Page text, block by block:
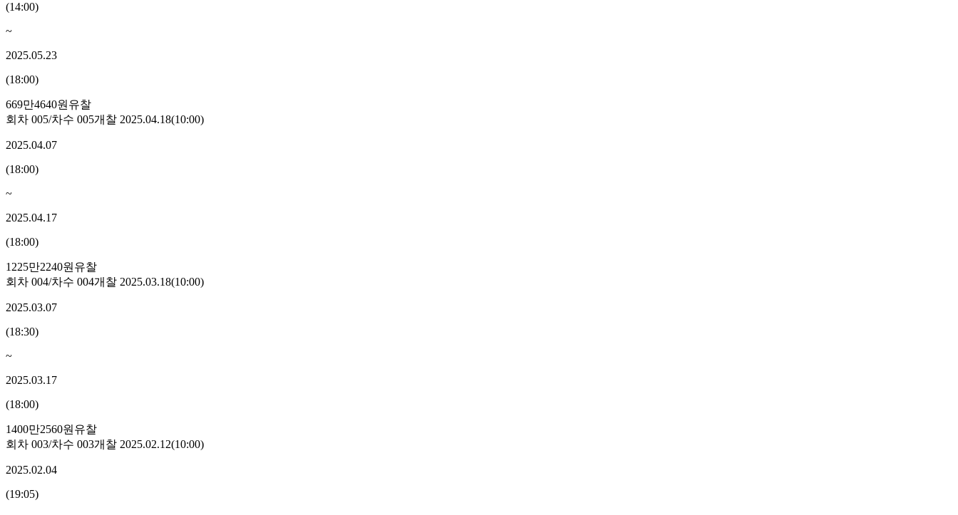
(14:00)
~
2025.05.23
(18:00)
669만4640원 유찰
회차 005/차수 005개찰 2025.04.18(10:00)
2025.04.07
(18:00)
~
2025.04.17
(18:00)
1225만2240원 유찰
회차 004/차수 004개찰 2025.03.18(10:00)
2025.03.07
(18:30)
~
2025.03.17
(18:00)
1400만2560원 유찰
회차 003/차수 003개찰 2025.02.12(10:00)
2025.02.04
(19:05)